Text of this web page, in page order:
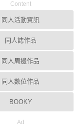
Content
同人活動資訊
同人誌作品
同人周邊作品
同人數位作品
BOOKY
Ad